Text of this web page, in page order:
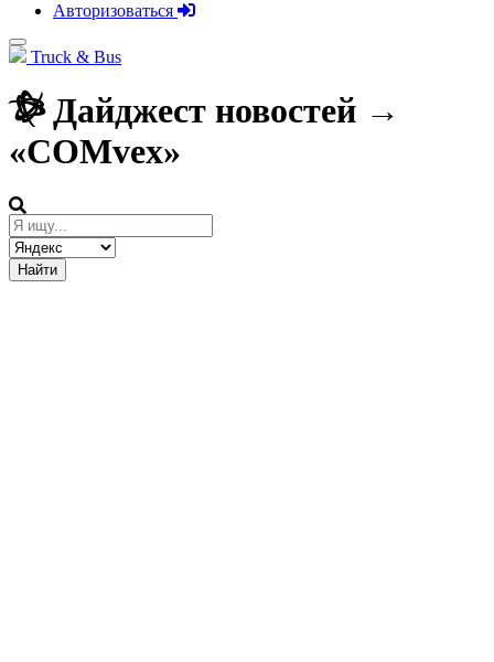
Авторизоваться
Truck & Bus
Дайджест новостей →
«COMvex»